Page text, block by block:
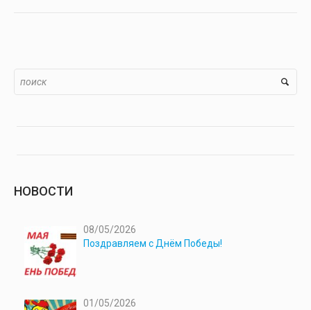
НОВОСТИ
08/05/2026
Поздравляем с Днём Победы!
01/05/2026